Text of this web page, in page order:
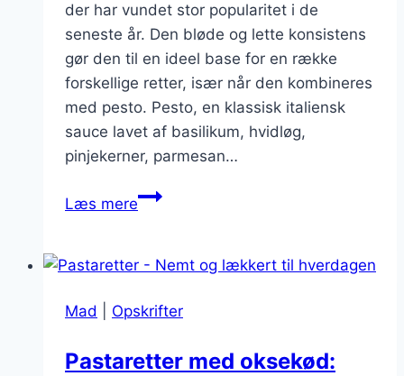
der har vundet stor popularitet i de
seneste år. Den bløde og lette konsistens
gør den til en ideel base for en række
forskellige retter, især når den kombineres
med pesto. Pesto, en klassisk italiensk
sauce lavet af basilikum, hvidløg,
pinjekerner, parmesan…
Læs mereFrisk
med
og
Mad Opskrifter
Pastaretter med oksekød: